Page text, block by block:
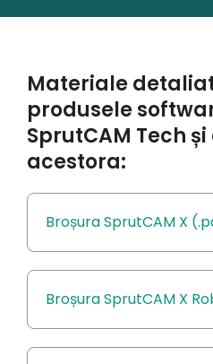
Materiale
produsele
SprutCAM Tech
acestora:
Broșura SprutCAM X
Broșura SprutCAM X